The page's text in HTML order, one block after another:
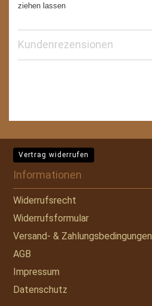
ziehen lassen
Kundenrezensionen
Vertrag widerrufen
Informationen
Widerrufsrecht
Widerrufsformular
Versand- & Zahlungsbedingungen
AGB
Impressum
Datenschutz